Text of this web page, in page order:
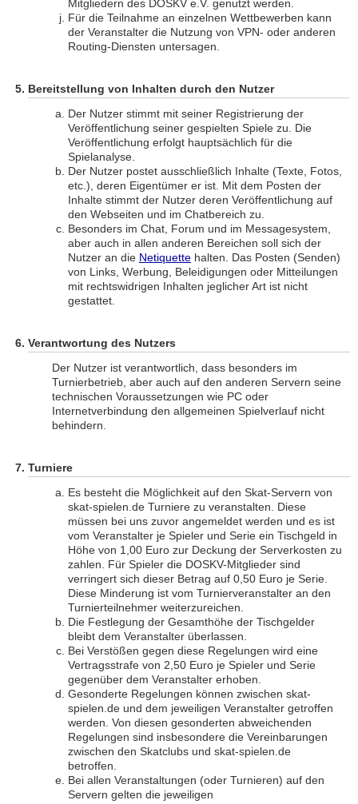
Mitgliedern des DOSKV e.V. genutzt werden.
Für die Teilnahme an einzelnen Wettbewerben kann
der Veranstalter die Nutzung von VPN- oder anderen
Routing-Diensten untersagen.
Bereitstellung von Inhalten durch den Nutzer
Der Nutzer stimmt mit seiner Registrierung der
Veröffentlichung seiner gespielten Spiele zu. Die
Veröffentlichung erfolgt hauptsächlich für die
Spielanalyse.
Der Nutzer postet ausschließlich Inhalte (Texte, Fotos,
etc.), deren Eigentümer er ist. Mit dem Posten der
Inhalte stimmt der Nutzer deren Veröffentlichung auf
den Webseiten und im Chatbereich zu.
Besonders im Chat, Forum und im Messagesystem,
aber auch in allen anderen Bereichen soll sich der
Nutzer an die Netiquette halten. Das Posten (Senden)
von Links, Werbung, Beleidigungen oder Mitteilungen
mit rechtswidrigen Inhalten jeglicher Art ist nicht
gestattet.
Verantwortung des Nutzers
Der Nutzer ist verantwortlich, dass besonders im
Turnierbetrieb, aber auch auf den anderen Servern seine
technischen Voraussetzungen wie PC oder
Internetverbindung den allgemeinen Spielverlauf nicht
behindern.
Turniere
Es besteht die Möglichkeit auf den Skat-Servern von
skat-spielen.de Turniere zu veranstalten. Diese
müssen bei uns zuvor angemeldet werden und es ist
vom Veranstalter je Spieler und Serie ein Tischgeld in
Höhe von 1,00 Euro zur Deckung der Serverkosten zu
zahlen. Für Spieler die DOSKV-Mitglieder sind
verringert sich dieser Betrag auf 0,50 Euro je Serie.
Diese Minderung ist vom Turnierveranstalter an den
Turnierteilnehmer weiterzureichen.
Die Festlegung der Gesamthöhe der Tischgelder
bleibt dem Veranstalter überlassen.
Bei Verstößen gegen diese Regelungen wird eine
Vertragsstrafe von 2,50 Euro je Spieler und Serie
gegenüber dem Veranstalter erhoben.
Gesonderte Regelungen können zwischen skat-
spielen.de und dem jeweiligen Veranstalter getroffen
werden. Von diesen gesonderten abweichenden
Regelungen sind insbesondere die Vereinbarungen
zwischen den Skatclubs und skat-spielen.de
betroffen.
Bei allen Veranstaltungen (oder Turnieren) auf den
Servern gelten die jeweiligen